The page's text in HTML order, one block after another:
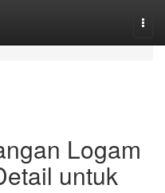
Logam
untuk